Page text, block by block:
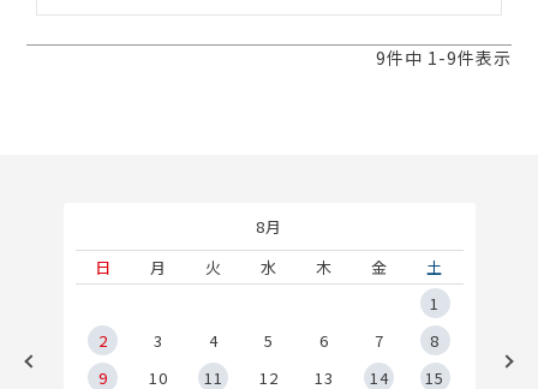
9件中 1-9件表示
8月
日
月 火 水 木 金
土
1
2
3 4 5 6 7
8
9
10 11 12 13 14
15